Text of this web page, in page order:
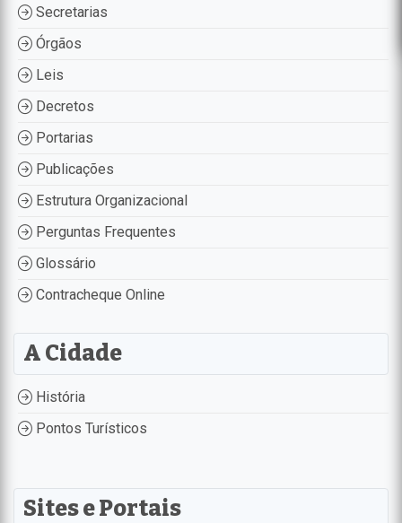
Secretarias
Órgãos
Leis
Decretos
Portarias
Publicações
Estrutura Organizacional
Perguntas Frequentes
Glossário
Contracheque Online
A Cidade
História
Pontos Turísticos
Sites e Portais